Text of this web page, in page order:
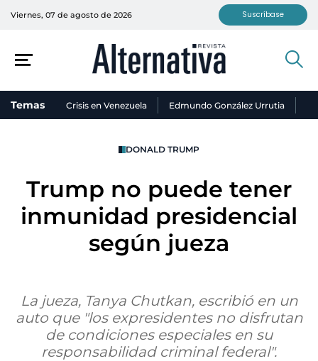
Viernes, 07 de agosto de 2026 Suscríbase
Temas Crisis en Venezuela Edmundo González Urrutia
DONALD TRUMP
Trump no puede tener
inmunidad presidencial
según jueza
La jueza, Tanya Chutkan, escribió en un
auto que "los expresidentes no disfrutan
de condiciones especiales en su
responsabilidad criminal federal".